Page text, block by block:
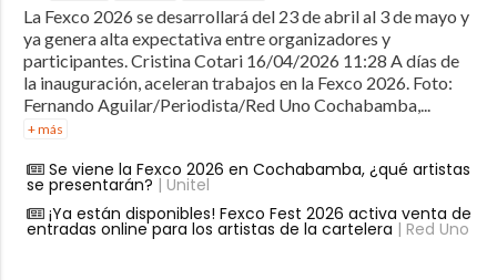
La Fexco 2026 se desarrollará del 23 de abril al 3 de mayo y
ya genera alta expectativa entre organizadores y
participantes. Cristina Cotari 16/04/2026 11:28 A días de
la inauguración, aceleran trabajos en la Fexco 2026. Foto:
Fernando Aguilar/Periodista/Red Uno Cochabamba,...
+ más
Se viene la Fexco 2026 en Cochabamba, ¿qué artistas
se presentarán? | Unitel
¡Ya están disponibles! Fexco Fest 2026 activa venta de
entradas online para los artistas de la cartelera | Red Uno